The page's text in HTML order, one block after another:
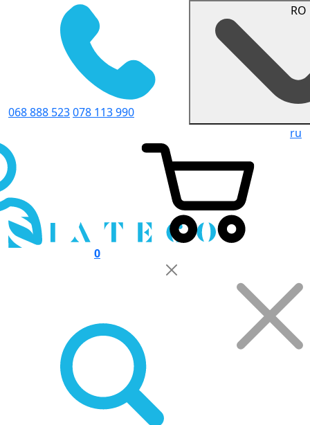
068 888 523078 113 990
ru
0